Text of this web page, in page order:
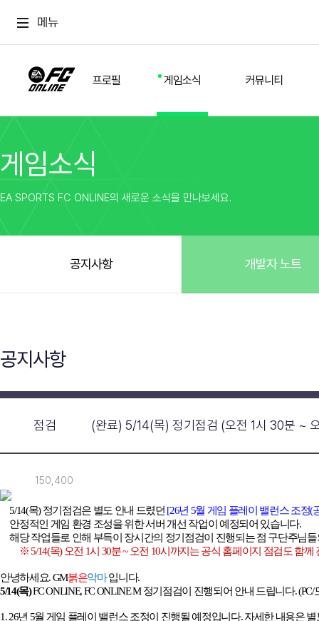
메뉴
프로필 게임소식 커뮤니티
스쿼드
경기 기록
커뮤니티
방명록
설정
업데이트
유저 가이드
게임 플레이 버그 제보
게임소식
EA SPORTS FC ONLINE의 새로운 소식을 만나보세요.
공지사항 개발자 노트
공지사항
점검 (완료) 5/14(목) 정기점검 (오전 1시 30분 ~
150,400
5/14(목) 정기점검은 별도 안내 드렸던 [26년 5월 게임 플레이 밸런스 조정(
안정적인 게임 환경 조성을 위한 서버 개선 작업이 예정되어 있습니다.
해당 작업들로 인해 부득이 장시간의 정기점검이 진행되는 점 구단주님
※ 5/14(목) 오전 1시 30분 ~ 오전 10시까지는 공식 홈페이지 점검도 함
안녕하세요.GM붉은악마입니다.
5/14(목)FC ONLINE, FC ONLINE M정기점검이 진행되어 안내 드립니다. (PC/
1. 26년 5월 게임 플레이 밸런스 조정이 진행될 예정입니다.자세한 내용은